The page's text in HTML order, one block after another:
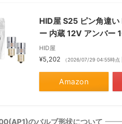
HID屋 S25 ピン角違
ー 内蔵 12V アンバー
HID屋
¥5,202 （2026/07/29 04:55時点
Amazon
のバルブ形状について